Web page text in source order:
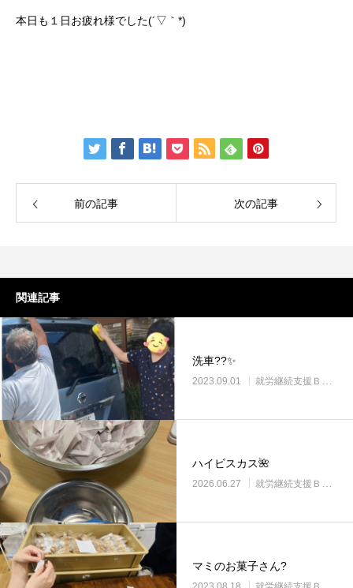
本日も１日お疲れ様でした(´▽｀*)
前の記事 次の記事
関連記事
洗車??✨
2023.09.01 就労継続支援Ｂ型・ニコプレイス
ハイビスカス🌺
2026.06.27 就労継続支援Ｂ型・ニコプレイス
マミのお菓子さん?
2023.08.18 就労継続支援Ｂ型・ニコプレイス